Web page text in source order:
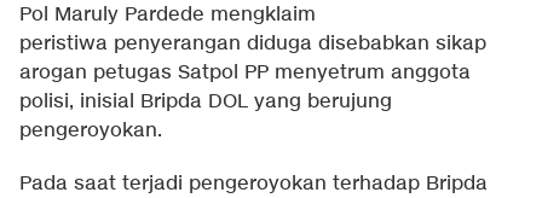
Pol Maruly Pardede mengklaim
peristiwa penyerangan diduga disebabkan sikap
arogan petugas Satpol PP menyetrum anggota
polisi, inisial Bripda DOL yang berujung
pengeroyokan.
Pada saat terjadi pengeroyokan terhadap Bripda